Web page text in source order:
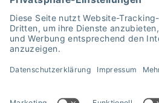
Datenschutzerklärung